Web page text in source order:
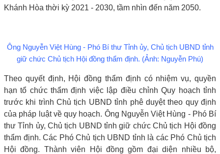
Khánh Hòa thời kỳ 2021 - 2030, tầm nhìn đến năm 2050.
Ông Nguyễn Việt Hùng - Phó Bí thư Tỉnh ủy, Chủ tịch UBND tỉnh
giữ chức Chủ tịch Hội đồng thẩm định. (Ảnh: Nguyễn Phú)
Theo quyết định, Hội đồng thẩm định có nhiệm vụ, quyền
hạn tổ chức thẩm định việc lập điều chỉnh Quy hoạch tỉnh
trước khi trình Chủ tịch UBND tỉnh phê duyệt theo quy định
của pháp luật về quy hoạch. Ông Nguyễn Việt Hùng - Phó Bí
thư Tỉnh ủy, Chủ tịch UBND tỉnh giữ chức Chủ tịch Hội đồng
thẩm định. Các Phó Chủ tịch UBND tỉnh là các Phó Chủ tịch
Hội đồng. Thành viên Hội đồng gồm đại diện nhiều bộ,